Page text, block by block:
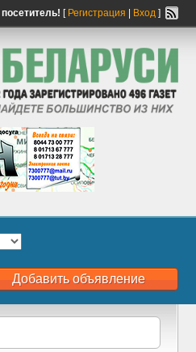
посетитель! [ Регистрация Вход]
Добавить объявление